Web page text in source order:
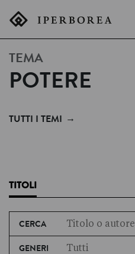
TEMA
POTERE
TUTTI I TEMI →
TITOLI
CERCA
GENERI